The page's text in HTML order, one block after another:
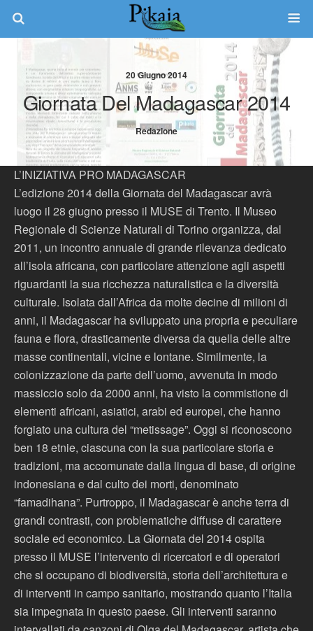
20 Giugno 2014
Giornata Del Madagascar 2014
Redazione
L’INIZIATIVA PRO MADAGASCAR
L’edizione 2014 della Giornata del Madagascar avrà
luogo il 28 giugno presso il MUSE di Trento. Il Museo
Regionale di Scienze Naturali di Torino organizza, dal
2011, un incontro annuale di grande rilevanza dedicato
all’isola africana, con particolare attenzione agli aspetti
riguardanti la sua ricchezza naturalistica e la diversità
culturale. Isolata dall’Africa da molte decine di milioni di
anni, il Madagascar ha sviluppato una propria e peculiare
fauna e flora, drasticamente diversa da quella delle altre
masse continentali, vicine e lontane. Similmente, la
colonizzazione da parte dell’uomo, avvenuta in modo
massiccio solo da 2000 anni, ha visto la commistione di
elementi africani, asiatici, arabi ed europei, che hanno
forgiato una cultura del “metissage”. Oggi si riconoscono
ben 18 etnie, ciascuna con la sua particolare storia e
tradizioni, ma accomunate dalla lingua di base, di origine
indonesiana e dal culto dei morti, denominato
“famadihana”. Purtroppo, il Madagascar è anche terra di
grandi contrasti, con problematiche diffuse di carattere
sociale ed economico. La Giornata del 2014 ospita
presso il MUSE l’intervento di ricercatori e di operatori
che si occupano di biodiversità, storia dell’architettura e
di interventi in campo sanitario, mostrando quanto l’Italia
sia impegnata in questo paese. Gli interventi saranno